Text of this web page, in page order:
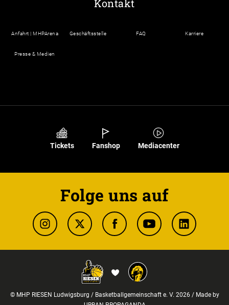
Kontakt
Anfahrt | MHPArena Geschäftsstelle FAQ Karriere
Presse & Medien
Tickets Fanshop Mediacenter
Folge uns auf
© MHP RIESEN Ludwigsburg / Basketballgemeinschaft e. V. 2026 / Made by